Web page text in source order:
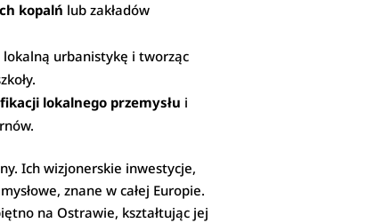
kopalń lub zakładów
lokalną urbanistykę i tworząc
lokalnego przemysłu i
Ich wizjonerskie inwestycje,
znane w całej Europie.
na Ostrawie, kształtując jej